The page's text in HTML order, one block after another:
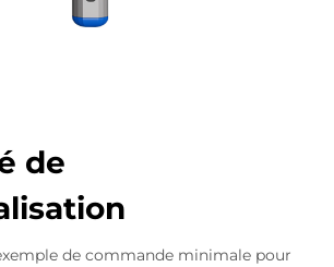
de
de commande minimale pour